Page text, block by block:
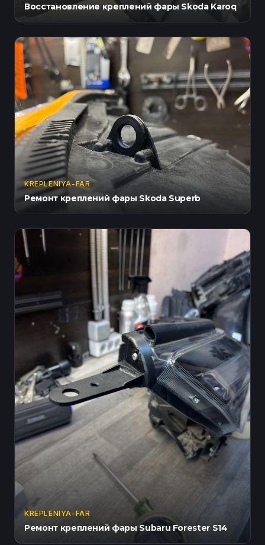
Восстановление креплений фары Skoda Karoq
KREPLENIYA-FAR
Ремонт креплений фары Skoda Superb
KREPLENIYA-FAR
Ремонт креплений фары Subaru Forester S14